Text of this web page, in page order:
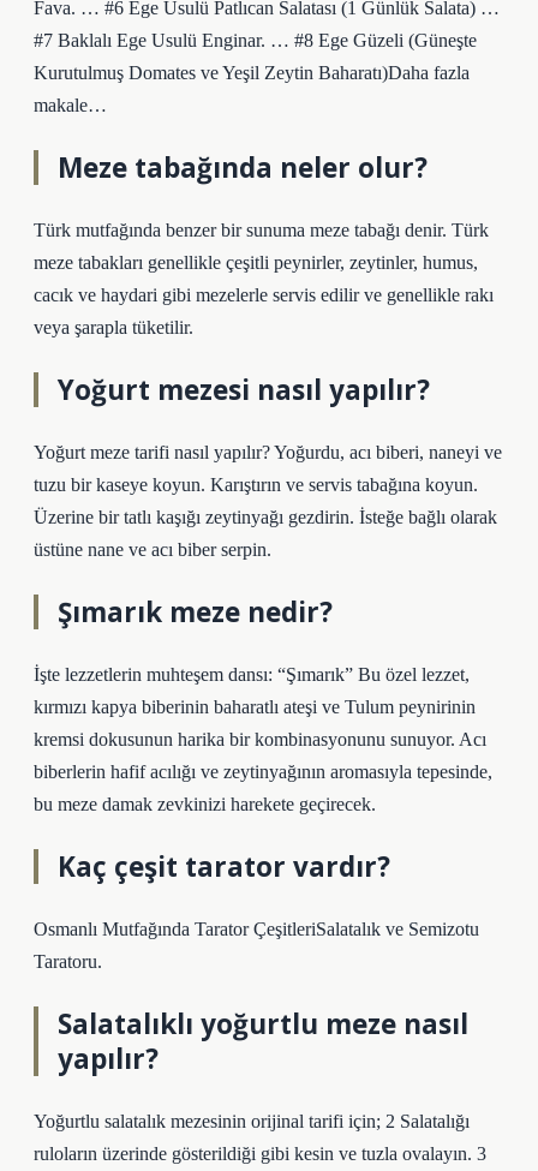
Fava. … #6 Ege Usulü Patlıcan Salatası (1 Günlük Salata) …
#7 Baklalı Ege Usulü Enginar. … #8 Ege Güzeli (Güneşte
Kurutulmuş Domates ve Yeşil Zeytin Baharatı)Daha fazla
makale…
Meze tabağında neler olur?
Türk mutfağında benzer bir sunuma meze tabağı denir. Türk
meze tabakları genellikle çeşitli peynirler, zeytinler, humus,
cacık ve haydari gibi mezelerle servis edilir ve genellikle rakı
veya şarapla tüketilir.
Yoğurt mezesi nasıl yapılır?
Yoğurt meze tarifi nasıl yapılır? Yoğurdu, acı biberi, naneyi ve
tuzu bir kaseye koyun. Karıştırın ve servis tabağına koyun.
Üzerine bir tatlı kaşığı zeytinyağı gezdirin. İsteğe bağlı olarak
üstüne nane ve acı biber serpin.
Şımarık meze nedir?
İşte lezzetlerin muhteşem dansı: “Şımarık” Bu özel lezzet,
kırmızı kapya biberinin baharatlı ateşi ve Tulum peynirinin
kremsi dokusunun harika bir kombinasyonunu sunuyor. Acı
biberlerin hafif acılığı ve zeytinyağının aromasıyla tepesinde,
bu meze damak zevkinizi harekete geçirecek.
Kaç çeşit tarator vardır?
Osmanlı Mutfağında Tarator ÇeşitleriSalatalık ve Semizotu
Taratoru.
Salatalıklı yoğurtlu meze nasıl
yapılır?
Yoğurtlu salatalık mezesinin orijinal tarifi için; 2 Salatalığı
ruloların üzerinde gösterildiği gibi kesin ve tuzla ovalayın. 3